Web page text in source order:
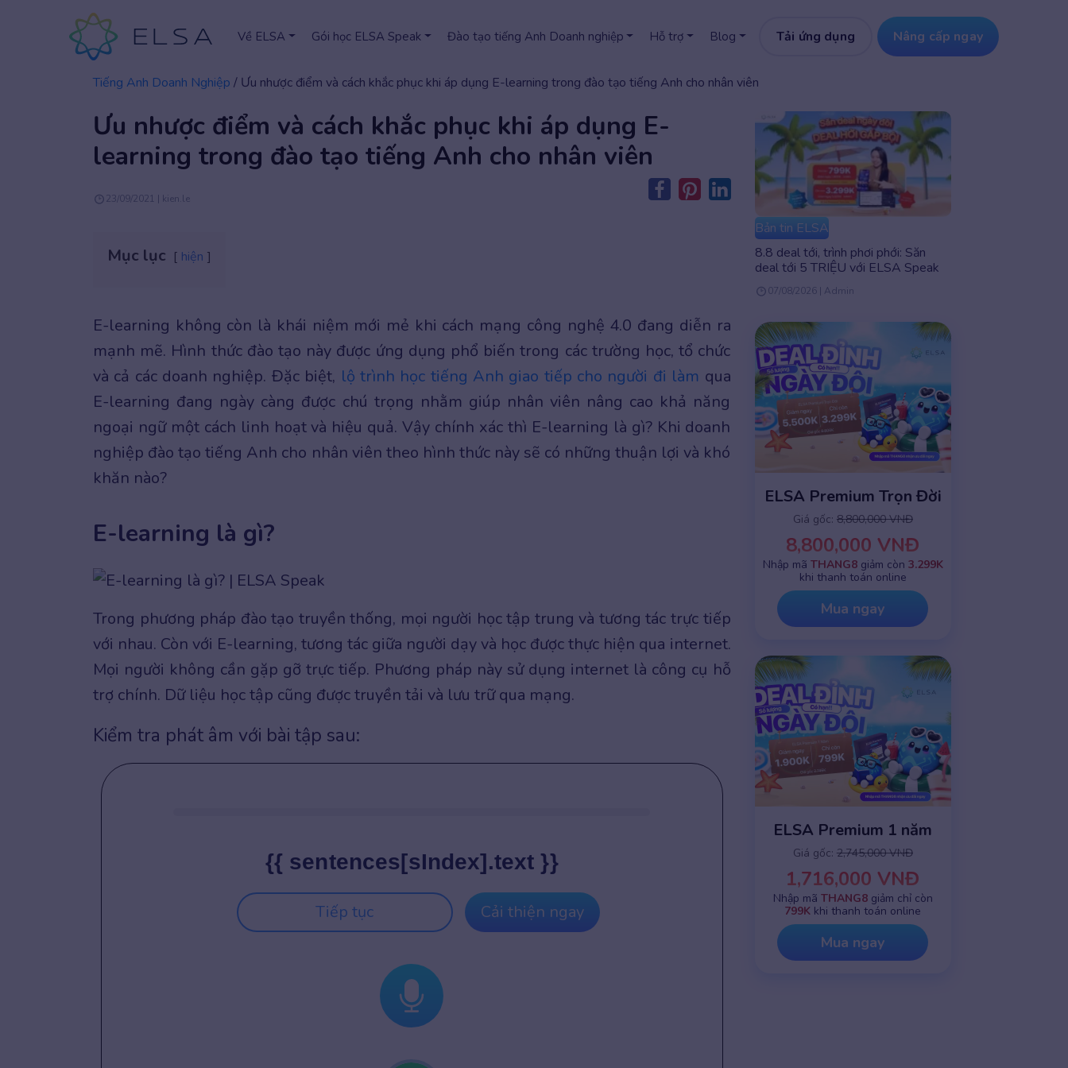
Về ELSA Gói học ELSA Speak Đào tạo tiếng Anh Doanh nghiệp Hỗ trợ Blog Tải ứng dụng Nâng cấp ngay
Tiếng Anh Doanh Nghiệp / Ưu nhược điểm và cách khắc phục khi áp dụng E-learning trong đào tạo tiếng Anh cho nhân viên
Ưu nhược điểm và cách khắc phục khi áp dụng E-
learning trong đào tạo tiếng Anh cho nhân viên
23/09/2021 | kien.le
Mục lục hiện
E-learning không còn là khái niệm mới mẻ khi cách mạng công nghệ 4.0 đang diễn ra
mạnh mẽ. Hình thức đào tạo này được ứng dụng phổ biến trong các trường học, tổ chức
và cả các doanh nghiệp. Đặc biệt, lộ trình học tiếng Anh giao tiếp cho người đi làm qua
E-learning đang ngày càng được chú trọng nhằm giúp nhân viên nâng cao khả năng
ngoại ngữ một cách linh hoạt và hiệu quả. Vậy chính xác thì E-learning là gì? Khi doanh
nghiệp đào tạo tiếng Anh cho nhân viên theo hình thức này sẽ có những thuận lợi và khó
khăn nào?
E-learning là gì?
Trong phương pháp đào tạo truyền thống, mọi người học tập trung và tương tác trực tiếp
với nhau. Còn với E-learning, tương tác giữa người dạy và học được thực hiện qua internet.
Mọi người không cần gặp gỡ trực tiếp. Phương pháp này sử dụng internet là công cụ hỗ
trợ chính. Dữ liệu học tập cũng được truyền tải và lưu trữ qua mạng.
Kiểm tra phát âm với bài tập sau:
{{ sentences[sIndex].text }}
Tiếp tục Cải thiện ngay
Bản tin ELSA
8.8 deal tới, trình phơi phới: Săn
deal tới 5 TRIỆU với ELSA Speak
07/08/2026 | Admin
ELSA Premium Trọn Đời
Giá gốc: 8,800,000 VNĐ
8,800,000 VNĐ
Nhập mã THANG8giảm còn 3.299K
khi thanh toán online
Mua ngay
ELSA Premium 1 năm
Giá gốc: 2,745,000 VNĐ
1,716,000 VNĐ
Nhập mã THANG8giảm chỉ còn
799K khi thanh toán online
Mua ngay